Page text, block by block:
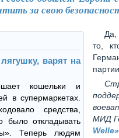
за свою
варят на
кошельки и
в супермаркетах.
средства,
было откладывать
Теперь людям
Да,
то,
МИД
Welle»